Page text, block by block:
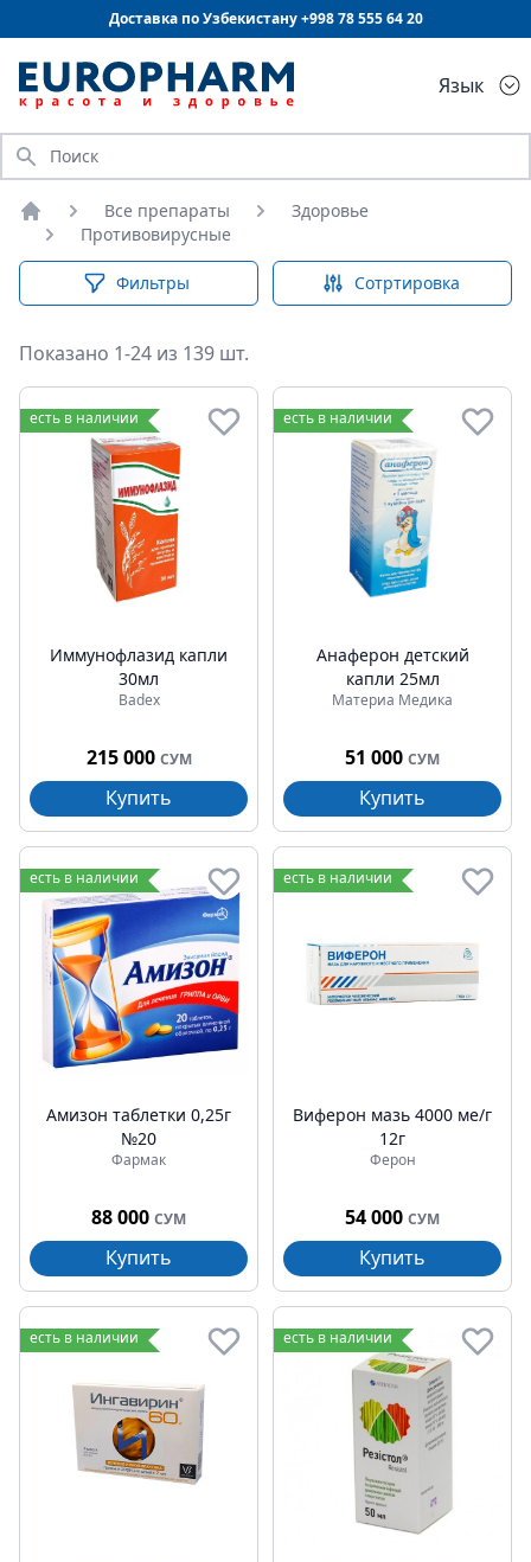
Доставка по Узбекистану +99878 555 64 20
Язык
Искать
Главная
Все препараты
Здоровье
Противовирусные
Фильтры Сотртировка
Показано 1-24 из 139 шт.
Противовирусные
есть в наличии
Иммунофлазид капли
30мл
Badex
215 000 СУМ
Купить
есть в наличии
Анаферон детский
капли 25мл
Материа Медика
51 000 СУМ
Купить
есть в наличии
Амизон таблетки 0,25г
№20
Фармак
88 000 СУМ
Купить
есть в наличии
Виферон мазь 4000 ме/г
12г
Ферон
54 000 СУМ
Купить
есть в наличии есть в наличии